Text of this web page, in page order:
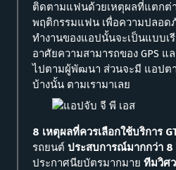
ติดตามแฟนด้วยเหตุผลที่แตกต่
พฤติกรรมแฟน เพื่อความปลอด
ทำงานของแอปนั้นจะเป็นแบบเ
อาศัยความสามารถของ GPS
ไปตามผู้พัฒนา ส่วนจะมี แอปต
บ้างนั้น ตามเรามาเลย
8 เหตุผลที่ควรเลือกใช้บริการ
รถยนต์ ประสบการณ์มากกว่า 8
ประกาศนียบัตรมากมาย ทีมวิศ